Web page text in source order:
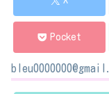
Pocket